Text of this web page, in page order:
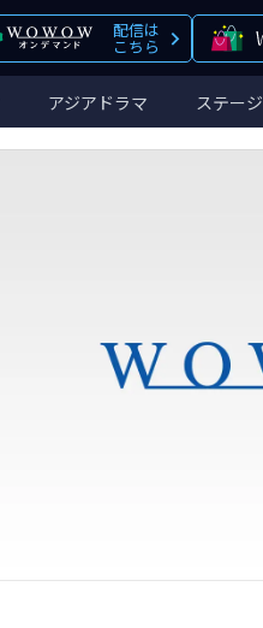
配信は
こちら
アジアドラマ ステージ